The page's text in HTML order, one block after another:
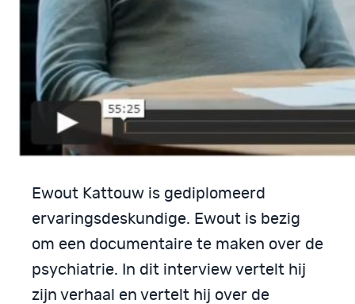
Ewout Kattouw is gediplomeerd
ervaringsdeskundige. Ewout is bezig
om een documentaire te maken over de
psychiatrie. In dit interview vertelt hij
zijn verhaal en vertelt hij over de